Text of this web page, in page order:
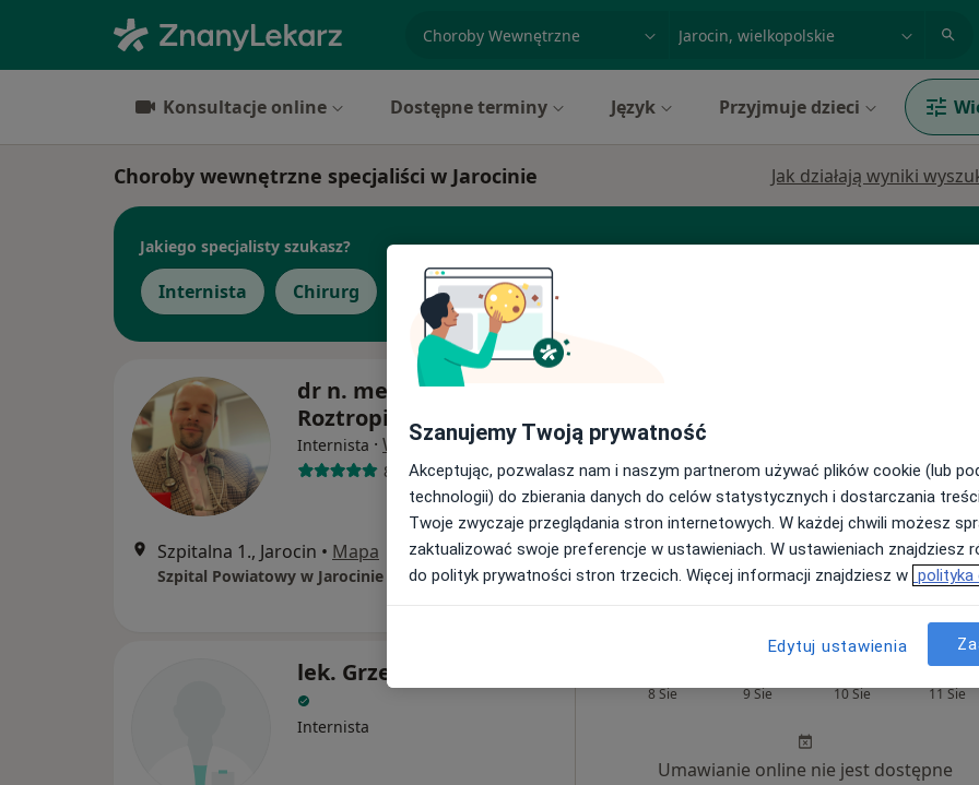
Konsultacje online Dostępne terminy Język Przyjmuje dzieci
Choroby wewnętrzne specjaliści w Jarocinie Jak działają wyniki
Jakiego specjalisty szukasz?
Internista Chirurg Pediatra Radiolog
dr n. med. Jakub
Roztropiński
Internista · Więcej
81 opinii
Szpitalna 1., Jarocin • Mapa
Szpital Powiatowy w Jarocinie
Brak kalendarza w Twojej lokalizacji.
Pokaż adresy z kalendarzem
lek. Grzegorz Kołodziej
Internista
8 Sie 9 Sie 10 Sie
Wt,
11 Sie
Umawianie online nie jest dostępne
Szanujemy Twoją prywatność
Akceptując, pozwalasz nam i naszym partnerom używać plików cookie (lub
technologii) do zbierania danych do celów statystycznych i dostarczania
Twoje zwyczaje przeglądania stron internetowych. W każdej chwili możesz
zaktualizować swoje preferencje w ustawieniach. W ustawieniach znajdziesz
do polityk prywatności stron trzecich. Więcej informacji znajdziesz w polityka
Edytuj ustawienia